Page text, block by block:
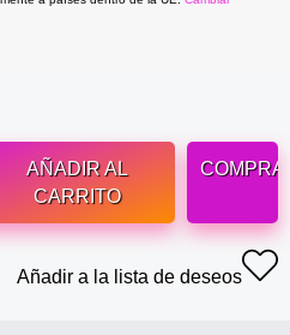
AÑADIR AL
CARRITO
Añadir a la lista de deseos